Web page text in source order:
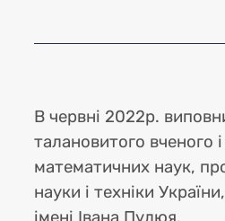
В червні 2022р.
талановитого вченого
математичних наук,
науки і техніки